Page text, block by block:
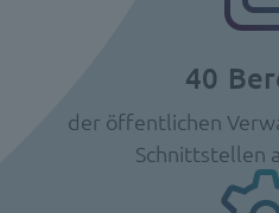
40
der öffentlichen
Schnittstellen